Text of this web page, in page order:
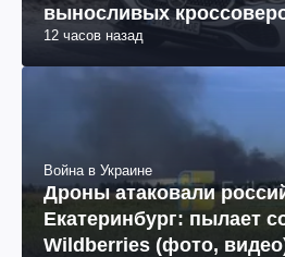
выносливых
12 часов назад
Война в Украине
Дроны атаковали
Екатеринбург: пылает
Wildberries (фото,